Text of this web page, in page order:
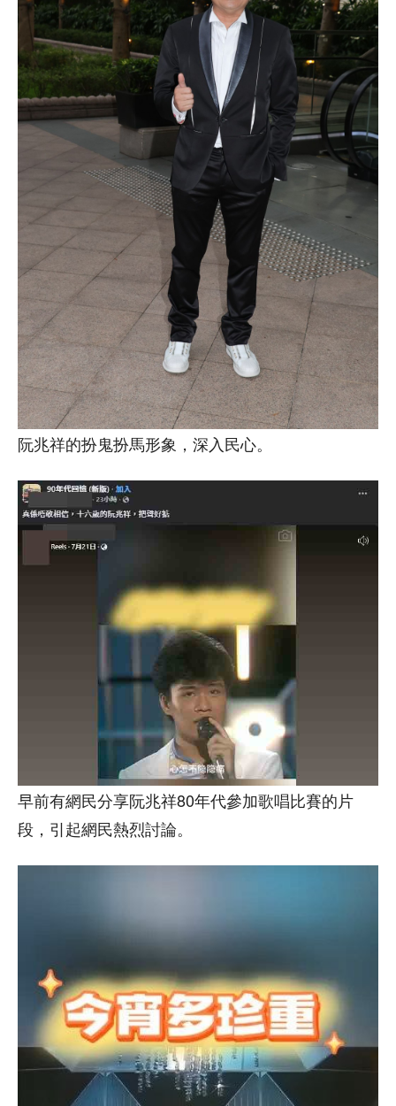
阮兆祥的扮鬼扮馬形象，深入民心。
早前有網民分享阮兆祥80年代參加歌唱比賽的片
段，引起網民熱烈討論。